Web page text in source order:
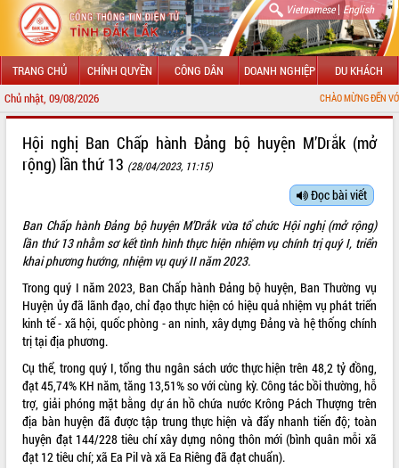
Vietnamese| English
TRANG CHỦ CHÍNH QUYỀN CÔNG DÂN DOANH NGHIỆP DU KHÁCH
Chủ nhật, 09/08/2026 CHÀO MỪNG ĐẾN VỚI CỔNG
LÃNH ĐẠO UBND TỈNH
SỞ, BAN, NGÀNH
THÔNG TIN CHỈ ĐẠO ĐIỀU HÀNH
HỆ THỐNG VĂN BẢN
VĂN BẢN HĐND TỈNH
ĐIỂM TIN VĂN BẢN
QUY HOẠCH - KẾ HOẠCH
Hội nghị Ban Chấp hành Đảng bộ huyện M’Drắk (mở
rộng) lần thứ 13 (28/04/2023, 11:15)
Đọc bài viết
Ban Chấp hành Đảng bộ huyện M’Drắk vừa tổ chức Hội nghị (mở rộng)
lần thứ 13 nhằm sơ kết tình hình thực hiện nhiệm vụ chính trị quý I, triển
khai phương hướng, nhiệm vụ quý II năm 2023.
Trong quý I năm 2023, Ban Chấp hành Đảng bộ huyện, Ban Thường vụ
Huyện ủy đã lãnh đạo, chỉ đạo thực hiện có hiệu quả nhiệm vụ phát triển
kinh tế - xã hội, quốc phòng - an ninh, xây dựng Đảng và hệ thống chính
trị tại địa phương.
Cụ thể, trong quý I, tổng thu ngân sách ước thực hiện trên 48,2 tỷ đồng,
đạt 45,74% KH năm, tăng 13,51% so với cùng kỳ. Công tác bồi thường, hỗ
trợ, giải phóng mặt bằng dự án hồ chứa nước Krông Pách Thượng trên
địa bàn huyện đã được tập trung thực hiện và đẩy nhanh tiến độ; toàn
huyện đạt 144/228 tiêu chí xây dựng nông thôn mới (bình quân mỗi xã
đạt 12 tiêu chí; xã Ea Pil và xã Ea Riêng đã đạt chuẩn).